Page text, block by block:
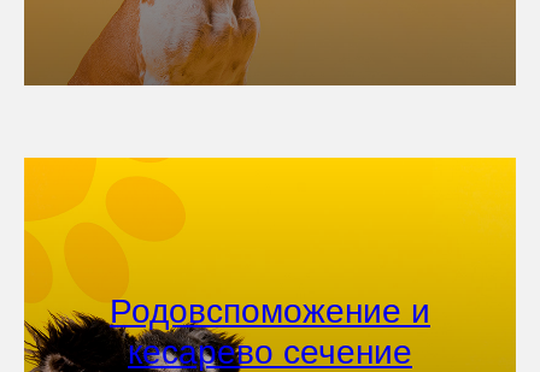
Родовспоможение и
кесарево сечение